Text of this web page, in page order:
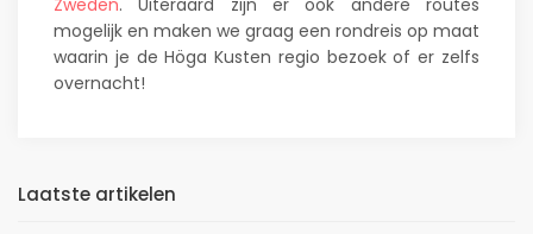
mogelijk en maken we graag een rondreis op maat
waarin je de Höga Kusten regio bezoek of er zelfs
overnacht!
Laatste artikelen